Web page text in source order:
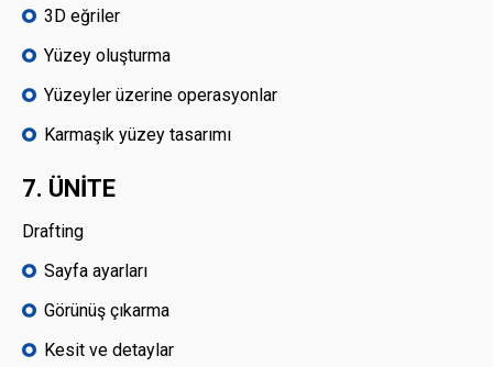
3D eğriler
Yüzey oluşturma
Yüzeyler üzerine operasyonlar
Karmaşık yüzey tasarımı
7. ÜNİTE
Drafting
Sayfa ayarları
Görünüş çıkarma
Kesit ve detaylar